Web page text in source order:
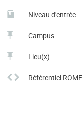
Niveau d'entrée
Campus
Lieu(x)
Référentiel ROME